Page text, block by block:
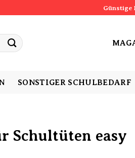
Günstige
SONSTIGER SCHULBEDARF
Schultüten easy